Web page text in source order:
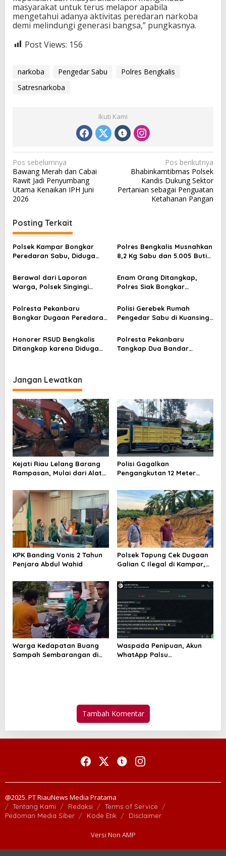
masyarakat untuk terus melapor apabila
mengetahui adanya aktivitas peredaran narkoba
demi melindungi generasi bangsa,” pungkasnya.
Post Views: 156
narkoba Pengedar Sabu
Polres Bengkalis
Satresnarkoba
Ikuti Kami
N
a
v
i
g
a
s
i
p
o
s
Pos sebelumnya
Bawang Merah dan Cabai
Rawit Jadi Penyumbang
Utama Kenaikan IPH Juni
2026
Pos berikutnya
Bhabinkamtibmas Polsek
Kandis Dukung Sektor
Pertanian sebagai Penguatan
Ketahanan Pangan
Posting Terkait
Polsek Kampar Bongkar
Peredaran Sabu, Diduga
Polres Bengkalis Musnahkan
8,2 Kg Sabu dan 5.005 Butir
Diamankan
Berawal dari Laporan
Warga, Polsek Singingi
Sabu di Desa Logas
Enam Orang Ditangkap,
Polres Siak Bongkar
Pemasok
Polresta Pekanbaru
Bongkar Dugaan Peredaran
Dua Pria Ditangkap
Polisi Gerebek Rumah
Pengedar Sabu di Kuansing,
Paket
Honorer RSUD Bengkalis
Ditangkap karena Diduga
Polresta Pekanbaru
Tangkap Dua Bandar
Jangan Lewatkan
Kejati Riau Lelang Barang
Rampasan, Mulai dari Alat
Polisi Gagalkan
Pengangkutan 12 Meter
Pelalawan, Satu Tersangka
Ditahan
KPK Banding Vonis 2 Tahun
Penjara Abdul Wahid
Polsek Tapung Cek Dugaan
Galian C Ilegal di Kampar,
Warga Kedapatan Buang
Sampah Sembarangan di
Waspada Penipuan, Akun
WhatApp Palsu
Tambah Komentar
@2025. PT RiauNews Media Pratama
Tentang Kami Redaksi
Terms of Service
Pedoman Media Siber
Kode Etik Disclaimer
Versi Non AMP